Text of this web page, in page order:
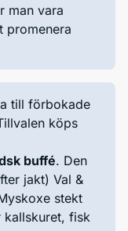
man vara
promenera
till förbokade
köps
buffé. Den
jakt) Val &
stekt
kallskuret, fisk